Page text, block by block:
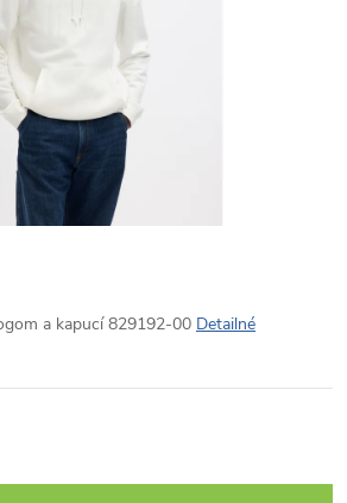
a kapucí 829192-00 Detailné